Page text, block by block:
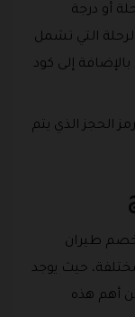
أو درجة
التي تشمل
إلى كود
الحجز الذي يتم
خصم طيران
حيث يوجد
أهم هذه